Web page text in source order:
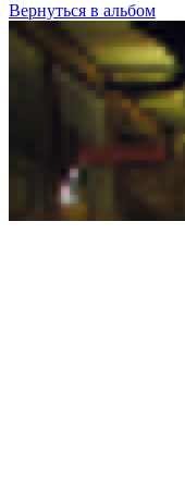
Вернуться в альбом